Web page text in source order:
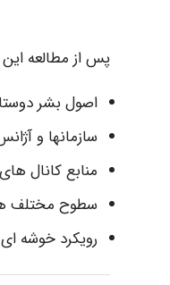
پس از مطالعه این
اصول بشر
سازمانها و
منابع کانال
سطوح مختلف
رویکرد خوشه